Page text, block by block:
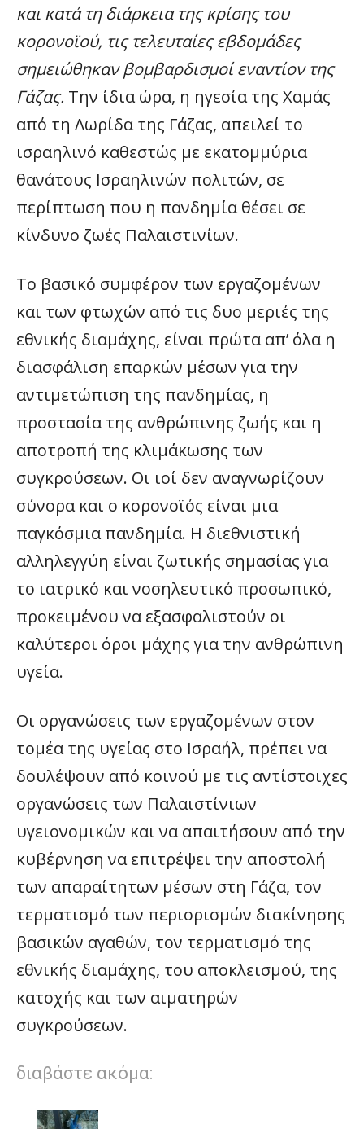
και κατά τη διάρκεια της κρίσης του
κορονοϊού, τις τελευταίες εβδομάδες
σημειώθηκαν βομβαρδισμοί εναντίον της
Γάζας. Την ίδια ώρα, η ηγεσία της Χαμάς
από τη Λωρίδα της Γάζας, απειλεί το
ισραηλινό καθεστώς με εκατομμύρια
θανάτους Ισραηλινών πολιτών, σε
περίπτωση που η πανδημία θέσει σε
κίνδυνο ζωές Παλαιστινίων.
Το βασικό συμφέρον των εργαζομένων
και των φτωχών από τις δυο μεριές της
εθνικής διαμάχης, είναι πρώτα απ’ όλα η
διασφάλιση επαρκών μέσων για την
αντιμετώπιση της πανδημίας, η
προστασία της ανθρώπινης ζωής και η
αποτροπή της κλιμάκωσης των
συγκρούσεων. Οι ιοί δεν αναγνωρίζουν
σύνορα και ο κορονοϊός είναι μια
παγκόσμια πανδημία. Η διεθνιστική
αλληλεγγύη είναι ζωτικής σημασίας για
το ιατρικό και νοσηλευτικό προσωπικό,
προκειμένου να εξασφαλιστούν οι
καλύτεροι όροι μάχης για την ανθρώπινη
υγεία.
Οι οργανώσεις των εργαζομένων στον
τομέα της υγείας στο Ισραήλ, πρέπει να
δουλέψουν από κοινού με τις αντίστοιχες
οργανώσεις των Παλαιστίνιων
υγειονομικών και να απαιτήσουν από την
κυβέρνηση να επιτρέψει την αποστολή
των απαραίτητων μέσων στη Γάζα, τον
τερματισμό των περιορισμών διακίνησης
βασικών αγαθών, τον τερματισμό της
εθνικής διαμάχης, του αποκλεισμού, της
κατοχής και των αιματηρών
συγκρούσεων.
διαβάστε ακόμα: